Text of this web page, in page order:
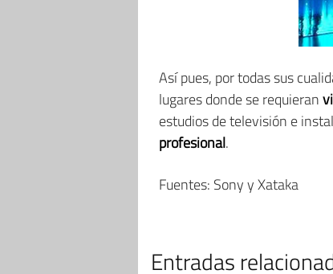
Así pues, por todas sus
lugares donde se requieran
estudios de televisión e
profesional.
Fuentes: Sony y Xataka
Entradas